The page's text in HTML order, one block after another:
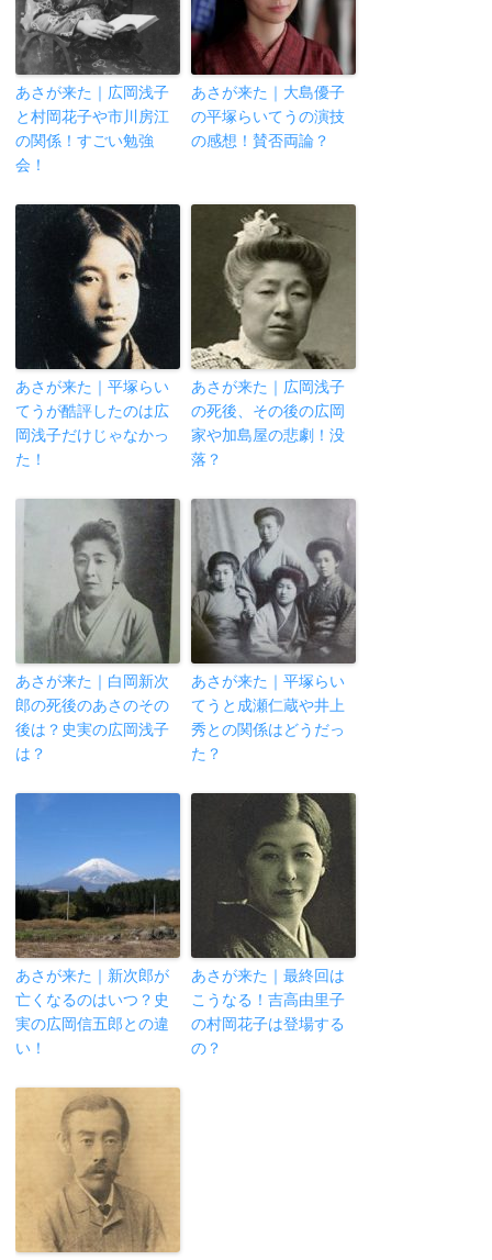
あさが来た｜広岡浅子
と村岡花子や市川房江
の関係！すごい勉強
会！
あさが来た｜大島優子
の平塚らいてうの演技
の感想！賛否両論？
あさが来た｜平塚らい
てうが酷評したのは広
岡浅子だけじゃなかっ
た！
あさが来た｜広岡浅子
の死後、その後の広岡
家や加島屋の悲劇！没
落？
あさが来た｜白岡新次
郎の死後のあさのその
後は？史実の広岡浅子
は？
あさが来た｜平塚らい
てうと成瀬仁蔵や井上
秀との関係はどうだっ
た？
あさが来た｜新次郎が
亡くなるのはいつ？史
実の広岡信五郎との違
い！
あさが来た｜最終回は
こうなる！吉高由里子
の村岡花子は登場する
の？